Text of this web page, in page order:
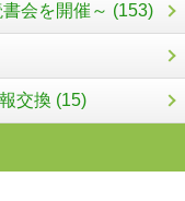
会を開催～ (153)
交換 (15)